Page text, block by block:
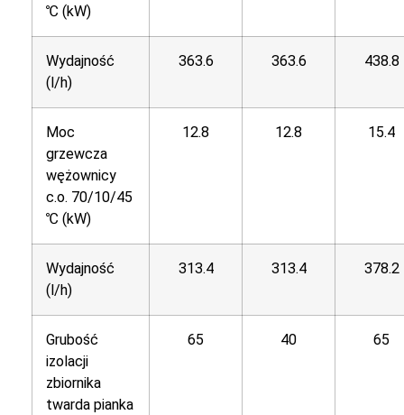
℃ (kW)
Wydajność
(l/h)
363.6 363.6 438.8
Moc
grzewcza
wężownicy
c.o. 70/10/45
℃ (kW)
12.8 12.8 15.4
Wydajność
(l/h)
313.4 313.4 378.2
Grubość
izolacji
zbiornika
twarda pianka
65 40 65